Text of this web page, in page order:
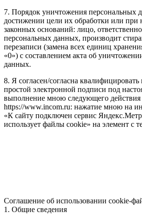
7. Порядок уничтожения персональных
достижении цели их обработки или при
законных оснований: лицо,
персональных данных, производит
перезаписи (замена всех единиц
«0») с составлением акта об
данных.
8. Я согласен/согласна квалифицировать
простой электронной подписи под
выполнение мною следующего действия
https://www.incom.ru: нажатие мною на
«К сайту подключен сервис
использует файлы cookie» на элемент с
Соглашение об использовании cookie-
1. Общие сведения